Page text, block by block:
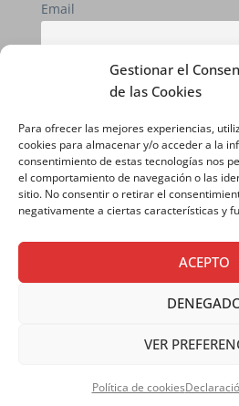
Gestionar el
de las Cookies
Para ofrecer las mejores experiencias,
cookies para almacenar y/o acceder a la
consentimiento de estas tecnologías nos
el comportamiento de navegación o las
sitio. No consentir o retirar el
negativamente a ciertas características y
ACEPTO
VER
Política de cookies
Email
AVISO LEGAL|POLÍTICA
POLÍTICA DE COOKIES